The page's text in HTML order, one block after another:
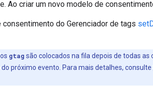
Ao criar um novo modelo de
consentimento do Gerenciador de tags
gtag são colocados na fila depois de todas
do próximo evento. Para mais detalhes, consulte